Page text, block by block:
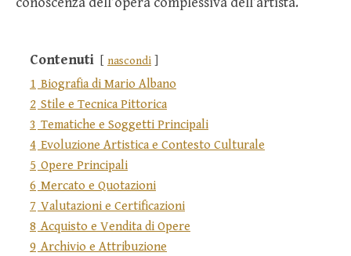
Contenuti nascondi
1 Biografia di Mario Albano
2 Stile e Tecnica Pittorica
3 Tematiche e Soggetti Principali
4 Evoluzione Artistica e Contesto Culturale
5 Opere Principali
6 Mercato e Quotazioni
7 Valutazioni e Certificazioni
8 Acquisto e Vendita di Opere
9 Archivio e Attribuzione